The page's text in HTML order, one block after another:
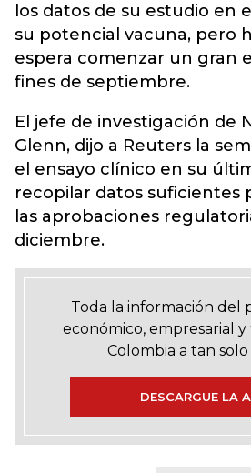
los datos de su estudio en
su potencial vacuna, pero
espera comenzar un gran
fines de septiembre.
El jefe de investigación de
Glenn, dijo a Reuters la
el ensayo clínico en su
recopilar datos suficientes
las aprobaciones
diciembre.
Toda la información del
económico, empresarial
Colombia a tan
DESCARGUE LA